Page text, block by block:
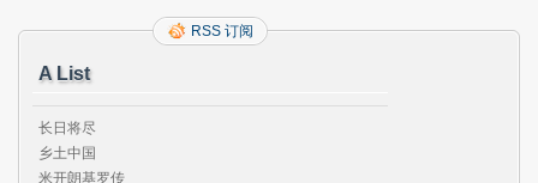
RSS 订阅
A List
长日将尽
乡土中国
米开朗基罗传